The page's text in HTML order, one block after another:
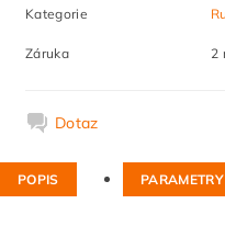
Kategorie
Záruka 2
Dotaz
POPIS PARAMETRY